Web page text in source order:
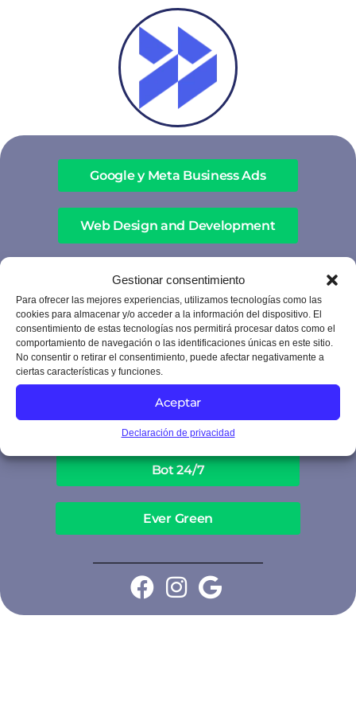
Gestionar consentimiento
Para ofrecer las mejores experiencias, utilizamos tecnologías como las
cookies para almacenar y/o acceder a la información del dispositivo. El
consentimiento de estas tecnologías nos permitirá procesar datos como el
comportamiento de navegación o las identificaciones únicas en este sitio.
No consentir o retirar el consentimiento, puede afectar negativamente a
ciertas características y funciones.
Aceptar
Declaración de privacidad
Google y Meta Business Ads
Web Design and Development
Contact Center
Automatizaciones
Branding
Bot 24/7
Ever Green